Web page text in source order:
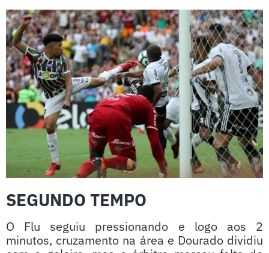
SEGUNDO TEMPO
O Flu seguiu pressionando e logo aos 2
minutos, cruzamento na área e Dourado dividiu